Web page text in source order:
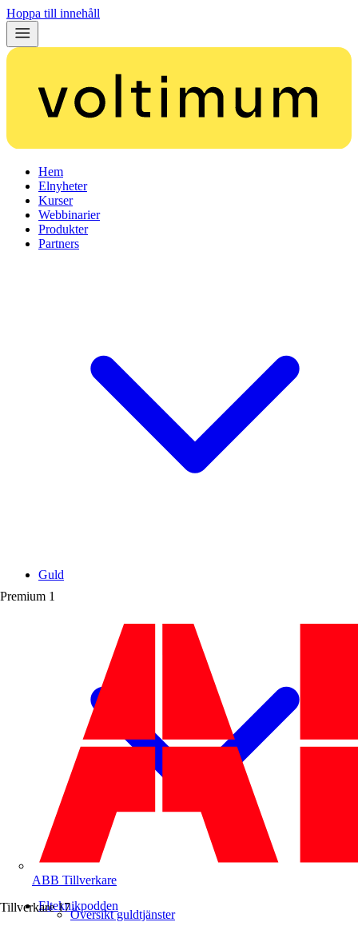
Hoppa till innehåll
Hem
Elnyheter
Kurser
Webbinarier
Produkter
Partners
Premium 1
ABB Tillverkare
Tillverkare 17
Guld
Översikt guldtjänster
Elteknikpodden